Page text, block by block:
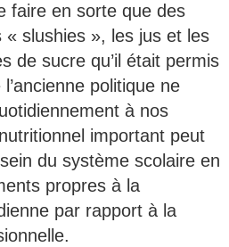
faire en sorte que des
« slushies », les jus et les
de sucre qu’il était permis
politique ne
à nos
important peut
du système scolaire en
propres à la
par rapport à la